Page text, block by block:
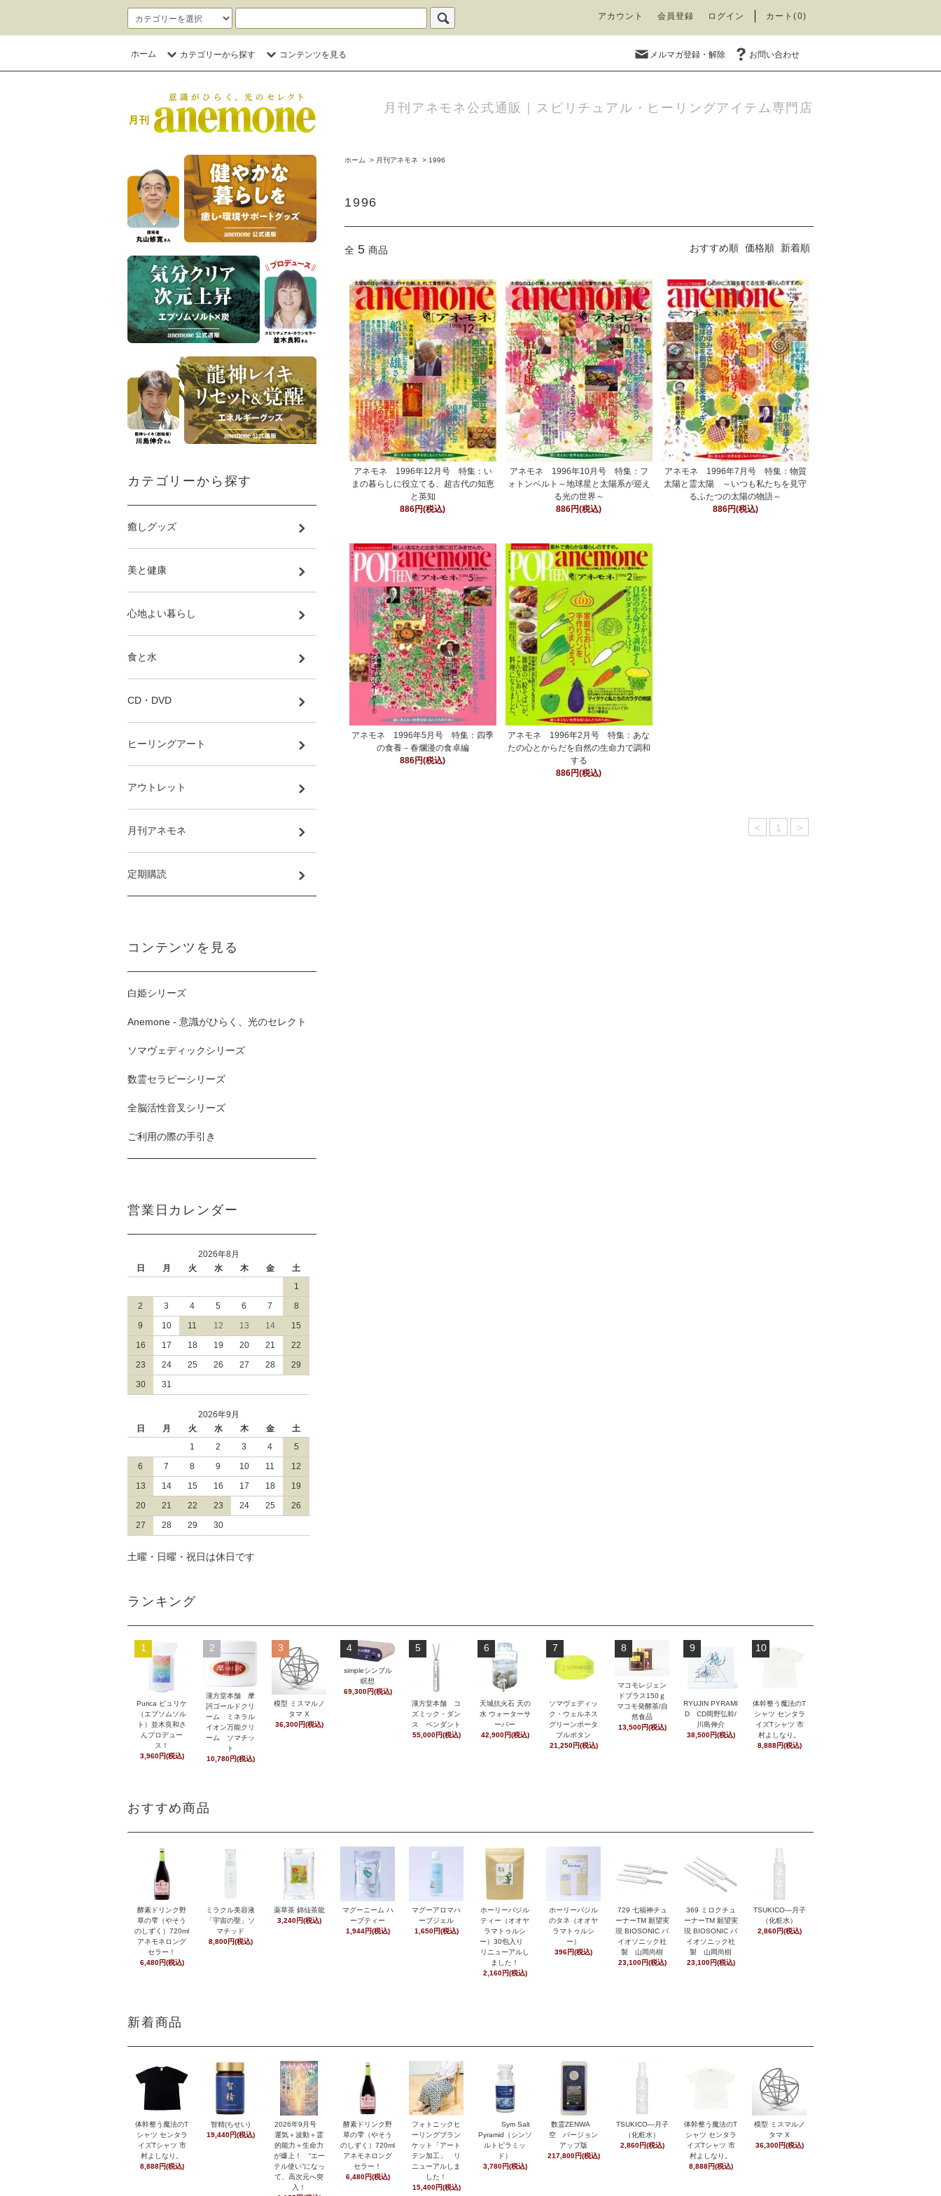
アカウント 会員登録 ログイン カート(0)
ホーム カテゴリーから探す コンテンツを見る メルマガ登録・解除 お問い合わせ
月刊アネモネ公式通販｜スピリチュアル・ヒーリングアイテム専門店
ホーム > 月刊アネモネ > 1996
1996
全 5 商品 おすすめ順 価格順 新着順
アネモネ 1996年12月号 特集：い
まの暮らしに役立てる、超古代の知恵
と英知
886円(税込)
アネモネ 1996年10月号 特集：フ
ォトンベルト～地球星と太陽系が迎え
る光の世界～
886円(税込)
アネモネ 1996年7月号 特集：物質
太陽と霊太陽 ～いつも私たちを見守
るふたつの太陽の物語～
886円(税込)
アネモネ 1996年5月号 特集：四季
の食養－春爛漫の食卓編
886円(税込)
アネモネ 1996年2月号 特集：あな
たの心とからだを自然の生命力で調和
する
886円(税込)
< 1 >
カテゴリーから探す
癒しグッズ
美と健康
心地よい暮らし
食と水
CD・DVD
ヒーリングアート
アウトレット
月刊アネモネ
定期購読
コンテンツを見る
白姫シリーズ
Anemone - 意識がひらく、光のセレクト
ソマヴェディックシリーズ
数霊セラピーシリーズ
全脳活性音叉シリーズ
ご利用の際の手引き
営業日カレンダー
2026年8月
日
月 火 水 木 金
土
1
2
3 4 5 6 7
8
9
10 11 12 13 14
15
16
17 18 19 20 21
22
23
24 25 26 27 28
29
30
31
2026年9月
日
月 火 水 木 金
土
1
2 3 4
5
6
7 8 9 10 11
12
13
14 15 16 17 18
19
20
21 22 23 24 25
26
27
28 29 30
土曜・日曜・祝日は休日です
ランキング
1
Purica ピュリケ
（エプソムソル
ト）並木良和さ
んプロデュー
ス！
3,960円(税込)
2
漢方堂本舗 摩
訶ゴールドクリ
ーム ミネラル
イオン万能クリ
ーム ソマチッ
ト
10,780円(税込)
3
模型 ミスマルノ
タマ X
36,300円(税込)
4
simpleシンプル
瞑想
69,300円(税込)
5
漢方堂本舗 コ
ズミック・ダン
ス ペンダント
55,000円(税込)
6
天城抗火石 天の
水 ウォーターサ
ーバー
42,900円(税込)
7
ソマヴェディッ
ク・ウェルネス
グリーンポータ
ブルボタン
21,250円(税込)
8
マコモレジェン
ドプラス150ｇ
マコモ発酵茶/自
然食品
13,500円(税込)
9
RYUJIN PYRAMI
D CD岡野弘幹/
川島伸介
38,500円(税込)
10
体幹整う魔法のT
シャツ センタラ
イズTシャツ 市
村よしなり。
8,888円(税込)
おすすめ商品
酵素ドリンク野
草の雫（やそう
のしずく）720ml
アネモネロング
セラー！
6,480円(税込)
ミラクル美容液
「宇宙の聖」ソ
マチッド
8,800円(税込)
薬草茶 錦仙茶龍
3,240円(税込)
マグーニーム ハ
ーブティー
1,944円(税込)
マグーアロマハ
ーブジェル
1,650円(税込)
ホーリーバジル
ティー（オオヤ
ラマトゥルシ
ー）30包入り
リニューアルし
ました！
2,160円(税込)
ホーリーバジル
のタネ（オオヤ
ラマトゥルシ
ー）
396円(税込)
729 七福神チュ
ーナーTM 願望実
現 BIOSONIC バ
イオソニック社
製 山岡尚樹
23,100円(税込)
369 ミロクチュ
ーナーTM 願望実
現 BIOSONIC バ
イオソニック社
製 山岡尚樹
23,100円(税込)
TSUKICO―月子
（化粧水）
2,860円(税込)
新着商品
体幹整う魔法のT
シャツ センタラ
イズTシャツ 市
村よしなり。
8,888円(税込)
智精(ちせい)
19,440円(税込)
2026年9月号
運気＋波動＋霊
的能力＋生命力
が爆上！ “エー
テル使い”になっ
て、高次元へ突
入！
酵素ドリンク野
草の雫（やそう
のしずく）720ml
アネモネロング
セラー！
6,480円(税込)
フォトニックヒ
ーリングブラン
ケット「アート
テン加工」 リ
ニューアルしま
した！
15,400円(税込)
Sym Salt
Pyramid（シンソ
ルトピラミッ
ド）
3,780円(税込)
数霊ZENWA
空 バージョン
アップ版
217,800円(税込)
TSUKICO―月子
（化粧水）
2,860円(税込)
体幹整う魔法のT
シャツ センタラ
イズTシャツ 市
村よしなり。
8,888円(税込)
模型 ミスマルノ
タマ X
36,300円(税込)